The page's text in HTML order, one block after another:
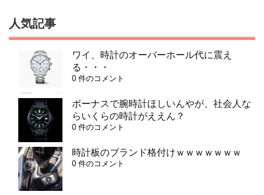
人気記事
ワイ、時計のオーバーホール代に震え
る・・・
0 件のコメント
ボーナスで腕時計ほしいんやが、社会人な
らいくらの時計がええん？
0 件のコメント
時計板のブランド格付けｗｗｗｗｗｗｗ
0 件のコメント